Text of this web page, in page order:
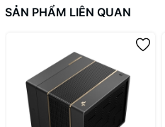
SẢN PHẨM LIÊN QUAN